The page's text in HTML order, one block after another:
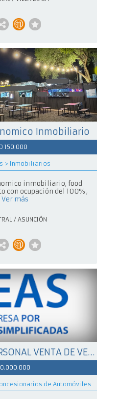
Inmobiliario
150.000
> Inmobiliarios
inmobiliario, food
con ocupación del 100% ,
Ver más
/ ASUNCIÓN
VENDO EAS UNIPERSONAL VENTA DE VEHICULOS TALLER
de Automóviles